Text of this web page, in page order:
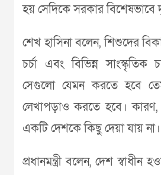
হয় সেদিকে সরকার বিশেষভাবে
শেখ হাসিনা বলেন, শিশুদের
চর্চা এবং বিভিন্ন সাংস্কৃতিক
সেগুলো যেমন করতে হবে
লেখাপড়াও করতে হবে। কারণ,
একটি দেশকে কিছু দেয়া যায় না।
প্রধানমন্ত্রী বলেন, দেশ স্বাধীন